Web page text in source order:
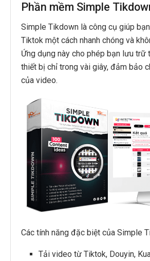
Phần mềm Simple
Simple Tikdown là công cụ giúp
Tiktok một cách nhanh chóng và
Ứng dụng này cho phép bạn lưu
thiết bị chỉ trong vài giây, đảm bảo
của video.
Các tính năng đặc biệt của Simple
Tải video từ Tiktok, Douyin,